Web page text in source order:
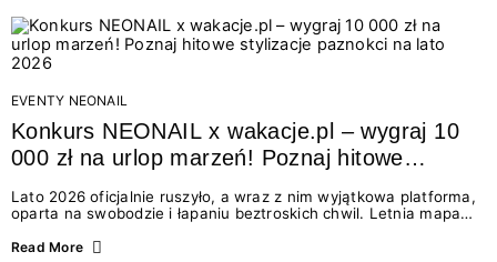
zmysłami: przez soczysty kolor, aksamitną teksturę,
orzeźwiający zapach i słodki akcent na podniebieniu. Tego lata
NEONAIL łączy siły z marką Willisch, tworząc unikalny projekt
na styku jedzenia i piękna....
EVENTY NEONAIL
Konkurs NEONAIL x wakacje.pl – wygraj 10
000 zł na urlop marzeń! Poznaj hitowe
Lato 2026 oficjalnie ruszyło, a wraz z nim wyjątkowa platforma,
oparta na swobodzie i łapaniu beztroskich chwil. Letnia mapa
doświadczenia wakacji – od spontanicznych wyjazdów, przez
Read More